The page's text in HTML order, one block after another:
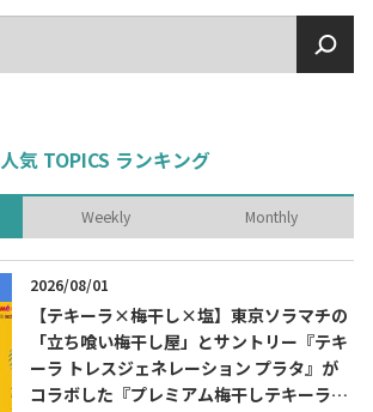
人気 TOPICS ランキング
Weekly Monthly
2026/08/01
【テキーラ×梅干し×塩】東京ソラマチの
「立ち喰い梅干し屋」とサントリー『テキ
ーラ トレスジェネレーション プラタ』が
コラボした『プレミアム梅干しテキーラソ